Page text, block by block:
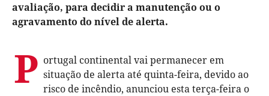
avaliação, para decidir a manutenção ou o
agravamento do nível de alerta.
P ortugal continental vai permanecer em
situação de alerta até quinta-feira, devido ao
risco de incêndio, anunciou esta terça-feira o